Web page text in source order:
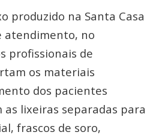
produzido na Santa Casa
atendimento, no
profissionais de
os materiais
dos pacientes
as lixeiras separadas para
frascos de soro,